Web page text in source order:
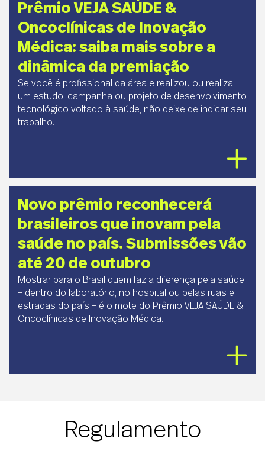
Prêmio VEJA SAÚDE &
Oncoclínicas de Inovação
Médica: saiba mais sobre a
dinâmica da premiação
Se você é profissional da área e realizou ou realiza
um estudo, campanha ou projeto de desenvolvimento
tecnológico voltado à saúde, não deixe de indicar seu
trabalho.
Novo prêmio reconhecerá
brasileiros que inovam pela
saúde no país. Submissões vão
até 20 de outubro
Mostrar para o Brasil quem faz a diferença pela saúde
– dentro do laboratório, no hospital ou pelas ruas e
estradas do país – é o mote do Prêmio VEJA SAÚDE &
Oncoclínicas de Inovação Médica.
Regulamento